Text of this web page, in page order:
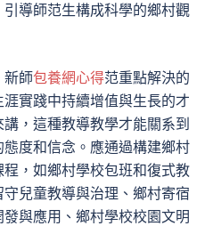
導師范生構成科學的鄉村觀
新師包養網心得范重點解決的
實踐中持續增值與生長的才
，這種教導教學才能關系到
度和信念。應通過構建鄉村
，如鄉村學校包班和復式教
兒童教導與治理、鄉村寄宿
與應用、鄉村學校校園文明